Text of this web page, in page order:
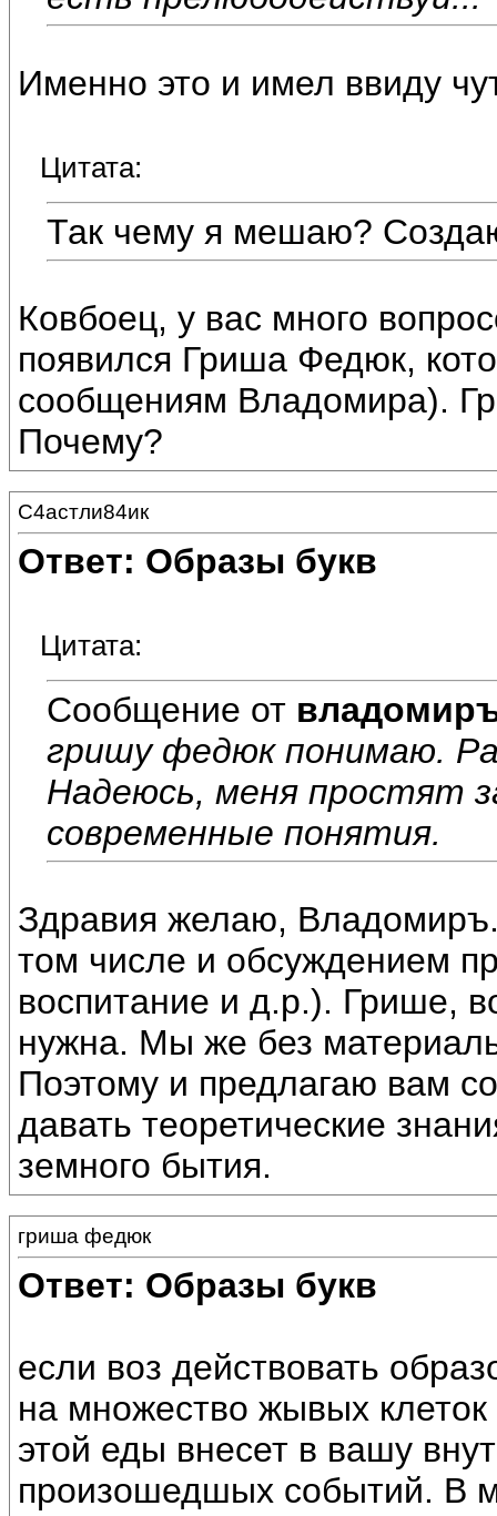
Именно это и имел ввиду
Цитата:
Так чему я мешаю?
Ковбоец, у вас много
появился Гриша Федюк,
сообщениям Владомира).
Почему?
С4астли84ик
Ответ: Образы букв
Цитата:
Сообщение от
гришу федюк понимаю.
Надеюсь, меня простят
современные понятия.
Здравия желаю,
том числе и обсуждением
воспитание и д.р.). Грише,
нужна. Мы же без
Поэтому и предлагаю вам
давать теоретические
земного бытия.
гриша федюк
Ответ: Образы букв
если воз действовать
на множество жывых
этой еды внесет в вашу
произошедшых событий. В